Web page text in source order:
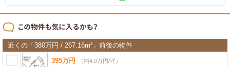
近くの「380万円 / 267.16m²」前後の物件
395万円 （約4.0万円/坪）